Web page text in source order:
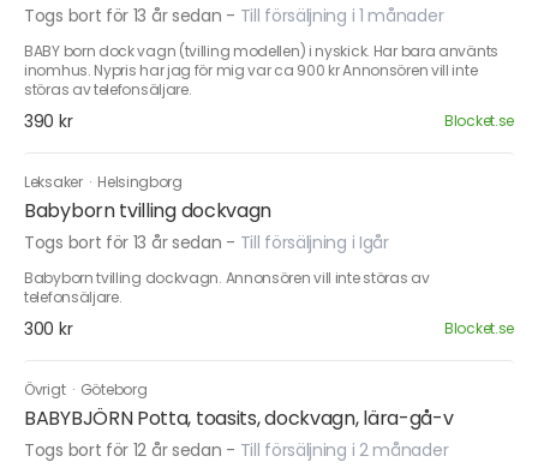
Togs bort för 13 år sedan - Till försäljning i 1 månader
BABY born dock vagn (tvilling modellen) i nyskick. Har bara använts
inomhus. Nypris har jag för mig var ca 900 kr Annonsören vill inte
störas av telefonsäljare.
390 kr Blocket.se
Leksaker · Helsingborg
Babyborn tvilling dockvagn
Togs bort för 13 år sedan - Till försäljning i Igår
Babyborn tvilling dockvagn. Annonsören vill inte störas av
telefonsäljare.
300 kr Blocket.se
Övrigt · Göteborg
BABYBJÖRN Potta, toasits, dockvagn, lära-gå-v
Togs bort för 12 år sedan - Till försäljning i 2 månader